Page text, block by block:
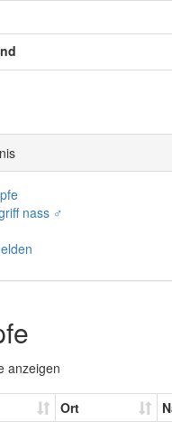
nass ♂
anzeigen
Ort